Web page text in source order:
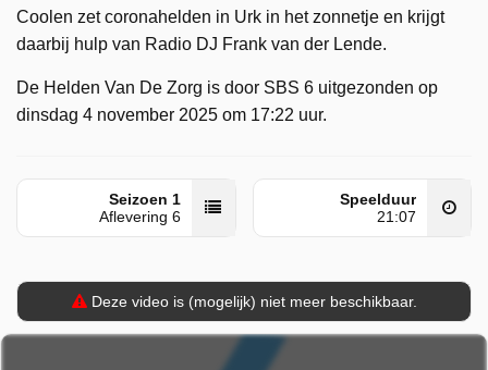
Coolen zet coronahelden in Urk in het zonnetje en krijgt
daarbij hulp van Radio DJ Frank van der Lende.
De Helden Van De Zorg is door SBS 6 uitgezonden op
dinsdag 4 november 2025 om 17:22 uur.
Seizoen 1
Aflevering 6
Speelduur
21:07
Deze video is (mogelijk) niet meer beschikbaar.